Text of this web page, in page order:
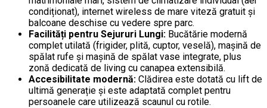
condiționat), internet wireless de mare viteză gratuit și
balcoane deschise cu vedere spre parc.
Facilități pentru Sejururi Lungi: Bucătărie modernă
complet utilată (frigider, plită, cuptor, veselă), mașină de
spălat rufe și mașină de spălat vase integrate, plus
zonă dedicată de living cu canapea extensibilă.
Accesibilitate modernă: Clădirea este dotată cu lift de
ultimă generație și este adaptată complet pentru
persoanele care utilizează scaunul cu rotile.